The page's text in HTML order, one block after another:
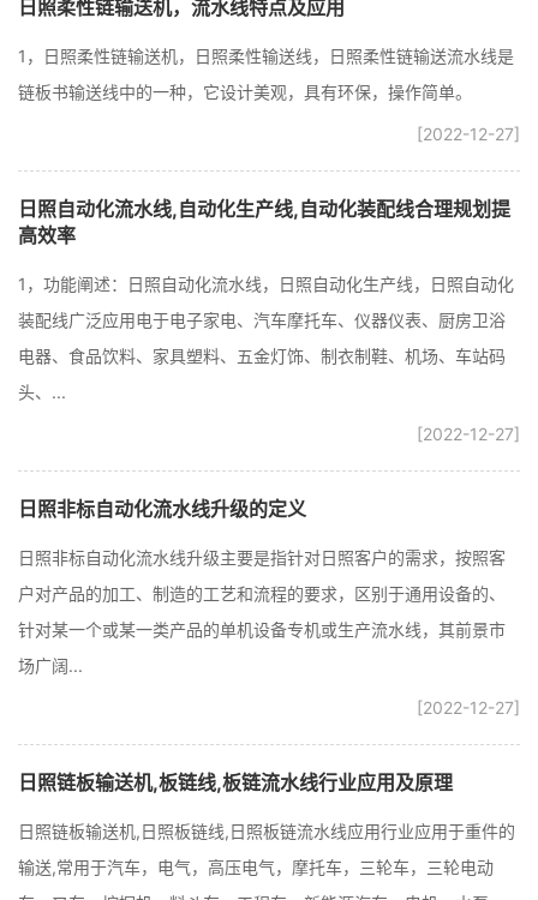
日照柔性链输送机，流水线特点及应用
1，日照柔性链输送机，日照柔性输送线，日照柔性链输送流水线是
链板书输送线中的一种，它设计美观，具有环保，操作简单。
[2022-12-27]
日照自动化流水线,自动化生产线,自动化装配线合理规划提
高效率
1，功能阐述：日照自动化流水线，日照自动化生产线，日照自动化
装配线广泛应用电于电子家电、汽车摩托车、仪器仪表、厨房卫浴
电器、食品饮料、家具塑料、五金灯饰、制衣制鞋、机场、车站码
头、...
[2022-12-27]
日照非标自动化流水线升级的定义
日照非标自动化流水线升级主要是指针对日照客户的需求，按照客
户对产品的加工、制造的工艺和流程的要求，区别于通用设备的、
针对某一个或某一类产品的单机设备专机或生产流水线，其前景市
场广阔...
[2022-12-27]
日照链板输送机,板链线,板链流水线行业应用及原理
日照链板输送机,日照板链线,日照板链流水线应用行业应用于重件的
输送,常用于汽车，电气，高压电气，摩托车，三轮车，三轮电动